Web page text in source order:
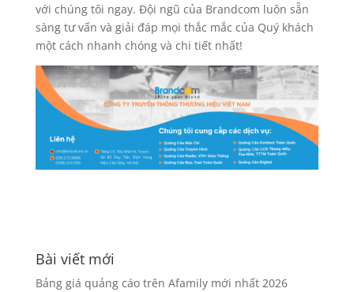
với chúng tôi ngay. Đội ngũ của Brandcom luôn sẵn
sàng tư vấn và giải đáp mọi thắc mắc của Quý khách
một cách nhanh chóng và chi tiết nhất!
Bài viết mới
Bảng giá quảng cáo trên Afamily mới nhất 2026